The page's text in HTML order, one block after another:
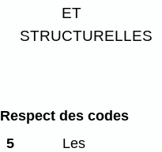
ET
STRUCTURELLES
Respect des codes
5
Les